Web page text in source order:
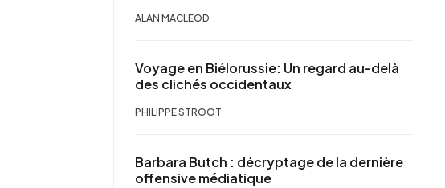
ALAN MACLEOD
Voyage en Biélorussie: Un regard au-delà
des clichés occidentaux
PHILIPPE STROOT
Barbara Butch : décryptage de la dernière
offensive médiatique